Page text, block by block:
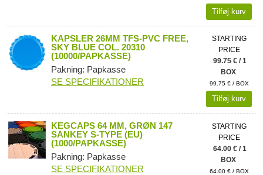
Tilføj kurv
KAPSLER 26MM TFS-PVC FREE,
SKY BLUE COL. 20310
(10000/PAPKASSE)
Pakning: Papkasse
SE SPECIFIKATIONER
STARTING
PRICE
99.75 € / 1
BOX
99.75 € / BOX
Tilføj kurv
KEGCAPS 64 MM, GRØN 147
SANKEY S-TYPE (EU)
(1000/PAPKASSE)
Pakning: Papkasse
SE SPECIFIKATIONER
STARTING
PRICE
64.00 € / 1
BOX
64.00 € / BOX